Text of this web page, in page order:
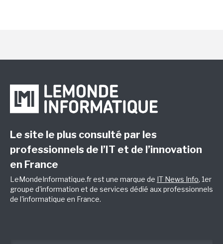
Le site le plus consulté par les
professionnels de l’IT et de l’innovation
en France
LeMondeInformatique.fr est une marque de IT News Info, 1er
groupe d'information et de services dédié aux professionnels
de l'informatique en France.